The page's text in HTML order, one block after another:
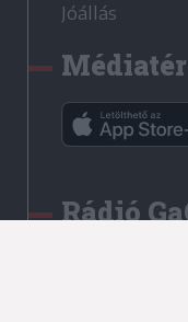
Jóállás
Rádió